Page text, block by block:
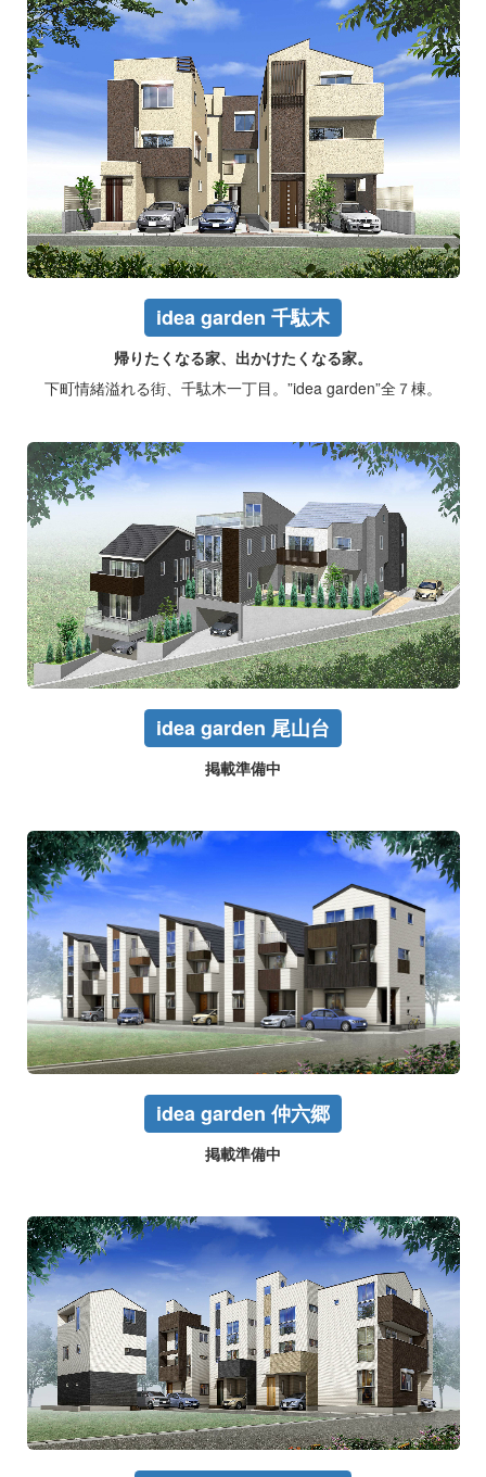
idea garden 千駄木
帰りたくなる家、出かけたくなる家。
下町情緒溢れる街、千駄木一丁目。”idea garden”全７棟。
idea garden 尾山台
掲載準備中
idea garden 仲六郷
掲載準備中